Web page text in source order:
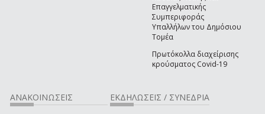
Επαγγελματικής
Συμπεριφοράς
Υπαλλήλων του Δημόσιου
Τομέα
Πρωτόκολλα διαχείρισης
κρούσματος Covid-19
ΑΝΑΚΟΙΝΩΣΕΙΣ ΕΚΔΗΛΩΣΕΙΣ / ΣΥΝΕΔΡΙΑ